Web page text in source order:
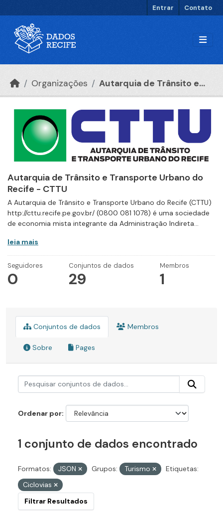
Entrar Contato
Organizações Autarquia de Trânsito e...
Autarquia de Trânsito e Transporte Urbano do
Recife - CTTU
A Autarquia de Trânsito e Transporte Urbano do Recife (CTTU)
http://cttu.recife.pe.gov.br/ (0800 081 1078) é uma sociedade
de economia mista integrante da Administração Indireta...
leia mais
Seguidores
0
Conjuntos de dados
29
Membros
1
Conjuntos de dados Membros
Sobre Pages
Ordenar por
1 conjunto de dados encontrado
Formatos: JSON Grupos: Turismo
Etiquetas:
Ciclovias
Filtrar Resultados